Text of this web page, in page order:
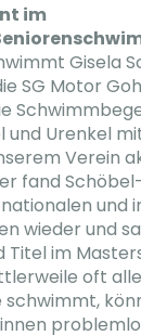
im
Gisela
SG Motor
und Urenkel
Verein
fand
und
wieder und
Titel im
oft
schwimmt,